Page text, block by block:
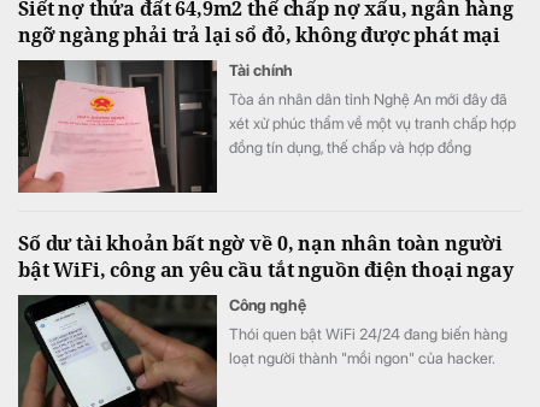
Siết nợ thửa đất 64,9m2 thế chấp nợ xấu, ngân hàng
ngỡ ngàng phải trả lại sổ đỏ, không được phát mại
Tài chính
Tòa án nhân dân tỉnh Nghệ An mới đây đã
xét xử phúc thẩm về một vụ tranh chấp hợp
đồng tín dụng, thế chấp và hợp đồng
Số dư tài khoản bất ngờ về 0, nạn nhân toàn người
bật WiFi, công an yêu cầu tắt nguồn điện thoại ngay
Công nghệ
Thói quen bật WiFi 24/24 đang biến hàng
loạt người thành "mồi ngon" của hacker.